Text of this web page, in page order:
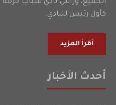
الجميع، ورأس نادي شباب حرمة
كأول رئيس للنادي.
أقرأ المزيد
أحدث الأخبار